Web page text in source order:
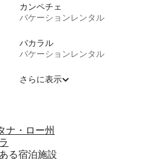
カンペチェ
バケーションレンタル
バカラル
バケーションレンタル
さらに表示
ナ・ロー州
る宿泊施設